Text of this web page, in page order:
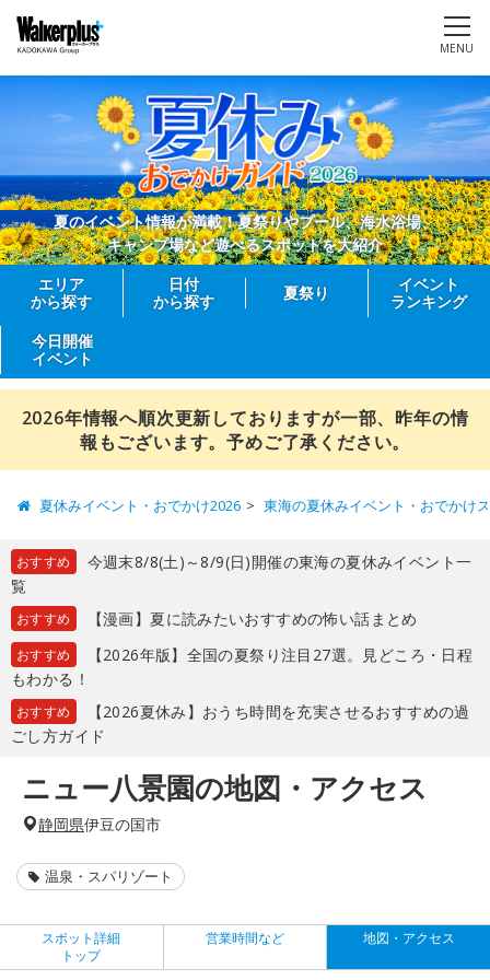
MENU
夏のイベント情報が満載！夏祭りやプール、海水浴場、
キャンプ場など遊べるスポットを大紹介
エリア
から探す
日付
から探す
夏祭り
イベント
ランキング
今日開催
イベント
2026年情報へ順次更新しておりますが一部、昨年の情
報もございます。予めご了承ください。
夏休みイベント・おでかけ2026 東海の夏休みイベント・おでかけ
おすすめ
今週末8/8(土)～8/9(日)開催の東海の夏休みイベント一
覧
おすすめ 【漫画】夏に読みたいおすすめの怖い話まとめ
おすすめ
【2026年版】全国の夏祭り注目27選。見どころ・日程
もわかる！
おすすめ
【2026夏休み】おうち時間を充実させるおすすめの過
ごし方ガイド
ニュー八景園の地図・アクセス
静岡県伊豆の国市
温泉・スパリゾート
スポット詳細
トップ
営業時間など 地図・アクセス